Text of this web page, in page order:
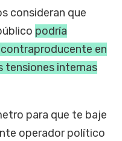
consideran que
podría
en
tensiones internas
para que te baje
operador político